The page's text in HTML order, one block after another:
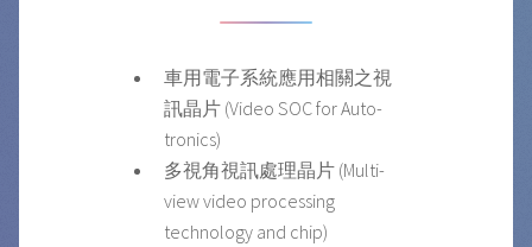
車用電子系統應用相關之視
訊晶片 (Video SOC for Auto-
tronics)
多視角視訊處理晶片 (Multi-
view video processing
technology and chip)